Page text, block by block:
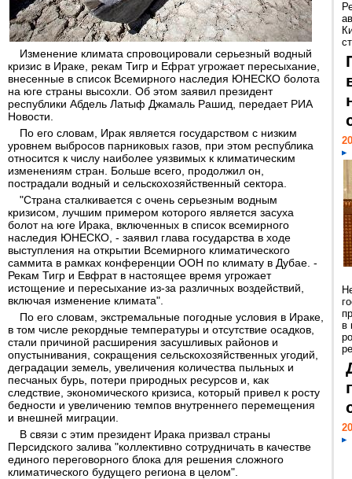
Изменение климата спровоцировали серьезный водный
кризис в Ираке, рекам Тигр и Ефрат угрожает пересыхание,
внесенные в список Всемирного наследия ЮНЕСКО болота
на юге страны высохли. Об этом заявил президент
республики Абдель Латыф Джамаль Рашид, передает РИА
Новости.
По его словам, Ирак является государством с низким
уровнем выбросов парниковых газов, при этом республика
относится к числу наиболее уязвимых к климатическим
изменениям стран. Больше всего, продолжил он,
пострадали водный и сельскохозяйственный сектора.
"Страна сталкивается с очень серьезным водным
кризисом, лучшим примером которого является засуха
болот на юге Ирака, включенных в список всемирного
наследия ЮНЕСКО, - заявил глава государства в ходе
выступления на открытии Всемирного климатического
саммита в рамках конференции ООН по климату в Дубае. -
Рекам Тигр и Евфрат в настоящее время угрожает
истощение и пересыхание из-за различных воздействий,
включая изменение климата".
По его словам, экстремальные погодные условия в Ираке,
в том числе рекордные температуры и отсутствие осадков,
стали причиной расширения засушливых районов и
опустынивания, сокращения сельскохозяйственных угодий,
деградации земель, увеличения количества пыльных и
песчаных бурь, потери природных ресурсов и, как
следствие, экономического кризиса, который привел к росту
бедности и увеличению темпов внутреннего перемещения
и внешней миграции.
В связи с этим президент Ирака призвал страны
Персидского залива "коллективно сотрудничать в качестве
единого переговорного блока для решения сложного
климатического будущего региона в целом".
в